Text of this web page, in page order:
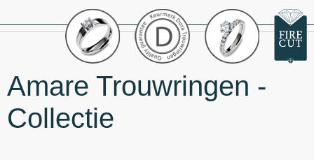
Amare Trouwringen -
Collectie